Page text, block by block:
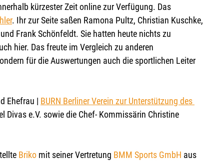
kürzester Zeit online zur Verfügung. Das
. Ihr zur Seite saßen Ramona Pultz, Christian Kuschke,
Frank Schönfeldt. Sie hatten heute nichts zu
hier. Das freute im Vergleich zu anderen
für die Auswertungen auch die sportlichen Leiter
Ehefrau | BURN Berliner Verein zur Unterstützung des
Divas e.V. sowie die Chef- Kommissärin Christine
Briko mit seiner Vertretung BMM Sports GmbH aus